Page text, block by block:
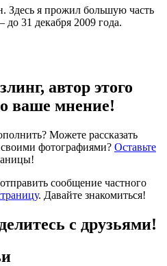
я прожил большую часть
31 декабря 2009 года.
автор этого
ваше мнение!
Можете рассказать
фотографиями? Оставьте
сообщение частного
. Давайте знакомиться!
с друзьями!